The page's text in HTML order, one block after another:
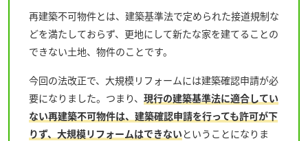
再建築不可物件とは、建築基準法で定められた接道規制な
どを満たしておらず、更地にして新たな家を建てることの
できない土地、物件のことです。
今回の法改正で、大規模リフォームには建築確認申請が必
要になりました。つまり、 現行の建築基準法に適合してい
ない再建築不可物件は、建築確認申請を行っても許可が下
りず、大規模リフォームはできない ということになりま